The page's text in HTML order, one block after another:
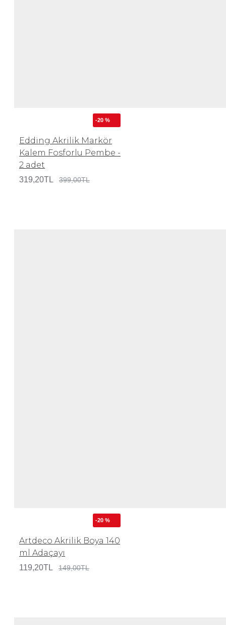
-20 %
Edding Akrilik Markör
Kalem Fosforlu Pembe -
2 adet
319,20TL 399,00TL
-20 %
Artdeco Akrilik Boya 140
ml Adaçayı
119,20TL 149,00TL